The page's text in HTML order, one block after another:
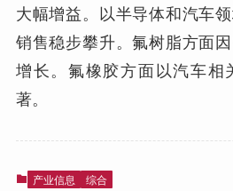
大幅增益。以半导体和汽车
销售稳步攀升。氟树脂方面
增长。氟橡胶方面以汽车相
著。
产业信息 综合